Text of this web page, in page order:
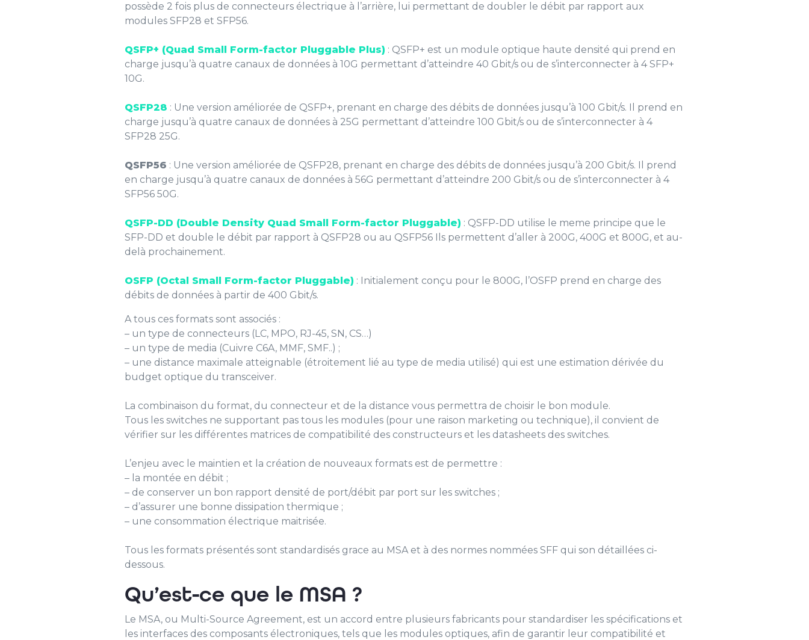
possède 2 fois plus de connecteurs électrique à l’arrière, lui permettant de doubler le débit par rapport aux
modules SFP28 et SFP56.
QSFP+ (Quad Small Form-factor Pluggable Plus) : QSFP+ est un module optique haute densité qui prend en
charge jusqu’à quatre canaux de données à 10G permettant d’atteindre 40 Gbit/s ou de s’interconnecter à 4 SFP+
10G.
QSFP28 : Une version améliorée de QSFP+, prenant en charge des débits de données jusqu’à 100 Gbit/s. Il prend en
charge jusqu’à quatre canaux de données à 25G permettant d’atteindre 100 Gbit/s ou de s’interconnecter à 4
SFP28 25G.
QSFP56 : Une version améliorée de QSFP28, prenant en charge des débits de données jusqu’à 200 Gbit/s. Il prend
en charge jusqu’à quatre canaux de données à 56G permettant d’atteindre 200 Gbit/s ou de s’interconnecter à 4
SFP56 50G.
QSFP-DD (Double Density Quad Small Form-factor Pluggable) : QSFP-DD utilise le meme principe que le
SFP-DD et double le débit par rapport à QSFP28 ou au QSFP56 Ils permettent d’aller à 200G, 400G et 800G, et au-
delà prochainement.
OSFP (Octal Small Form-factor Pluggable) : Initialement conçu pour le 800G, l’OSFP prend en charge des
débits de données à partir de 400 Gbit/s.
A tous ces formats sont associés :
– un type de connecteurs (LC, MPO, RJ-45, SN, CS…)
– un type de media (Cuivre C6A, MMF, SMF..) ;
– une distance maximale atteignable (étroitement lié au type de media utilisé) qui est une estimation dérivée du
budget optique du transceiver.
La combinaison du format, du connecteur et de la distance vous permettra de choisir le bon module.
Tous les switches ne supportant pas tous les modules (pour une raison marketing ou technique), il convient de
vérifier sur les différentes matrices de compatibilité des constructeurs et les datasheets des switches.
L’enjeu avec le maintien et la création de nouveaux formats est de permettre :
– la montée en débit ;
– de conserver un bon rapport densité de port/débit par port sur les switches ;
– d’assurer une bonne dissipation thermique ;
– une consommation électrique maitrisée.
Tous les formats présentés sont standardisés grace au MSA et à des normes nommées SFF qui son détaillées ci-
dessous.
Qu’est-ce que le MSA ?
Le MSA, ou Multi-Source Agreement, est un accord entre plusieurs fabricants pour standardiser les spécifications et
les interfaces des composants électroniques, tels que les modules optiques, afin de garantir leur compatibilité et